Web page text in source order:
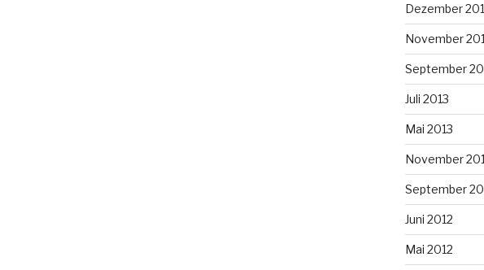
Dezember
November
September
Juli 2013
Mai 2013
November
September
Juni 2012
Mai 2012